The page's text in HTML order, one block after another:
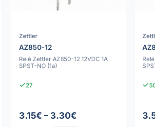
Zettler
AZ850-12
Relé Zettler AZ850-12 12VDC 1A
SPST-NO (1a)
27
3.15€ – 3.30€